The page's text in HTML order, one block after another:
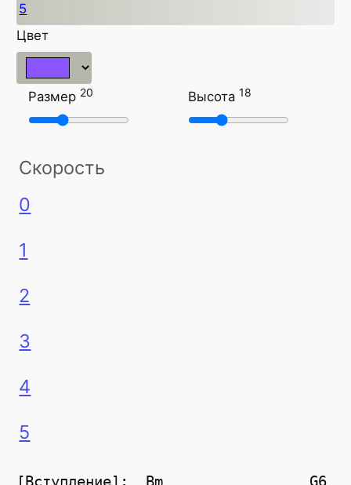
5
Цвет
Размер 20 Высота 18
Скорость
0
1
2
3
4
5